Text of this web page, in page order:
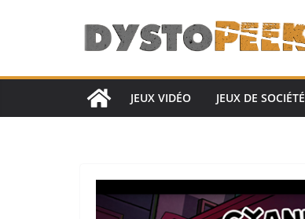
JEUX VIDÉO JEUX DE SOCIÉTÉ